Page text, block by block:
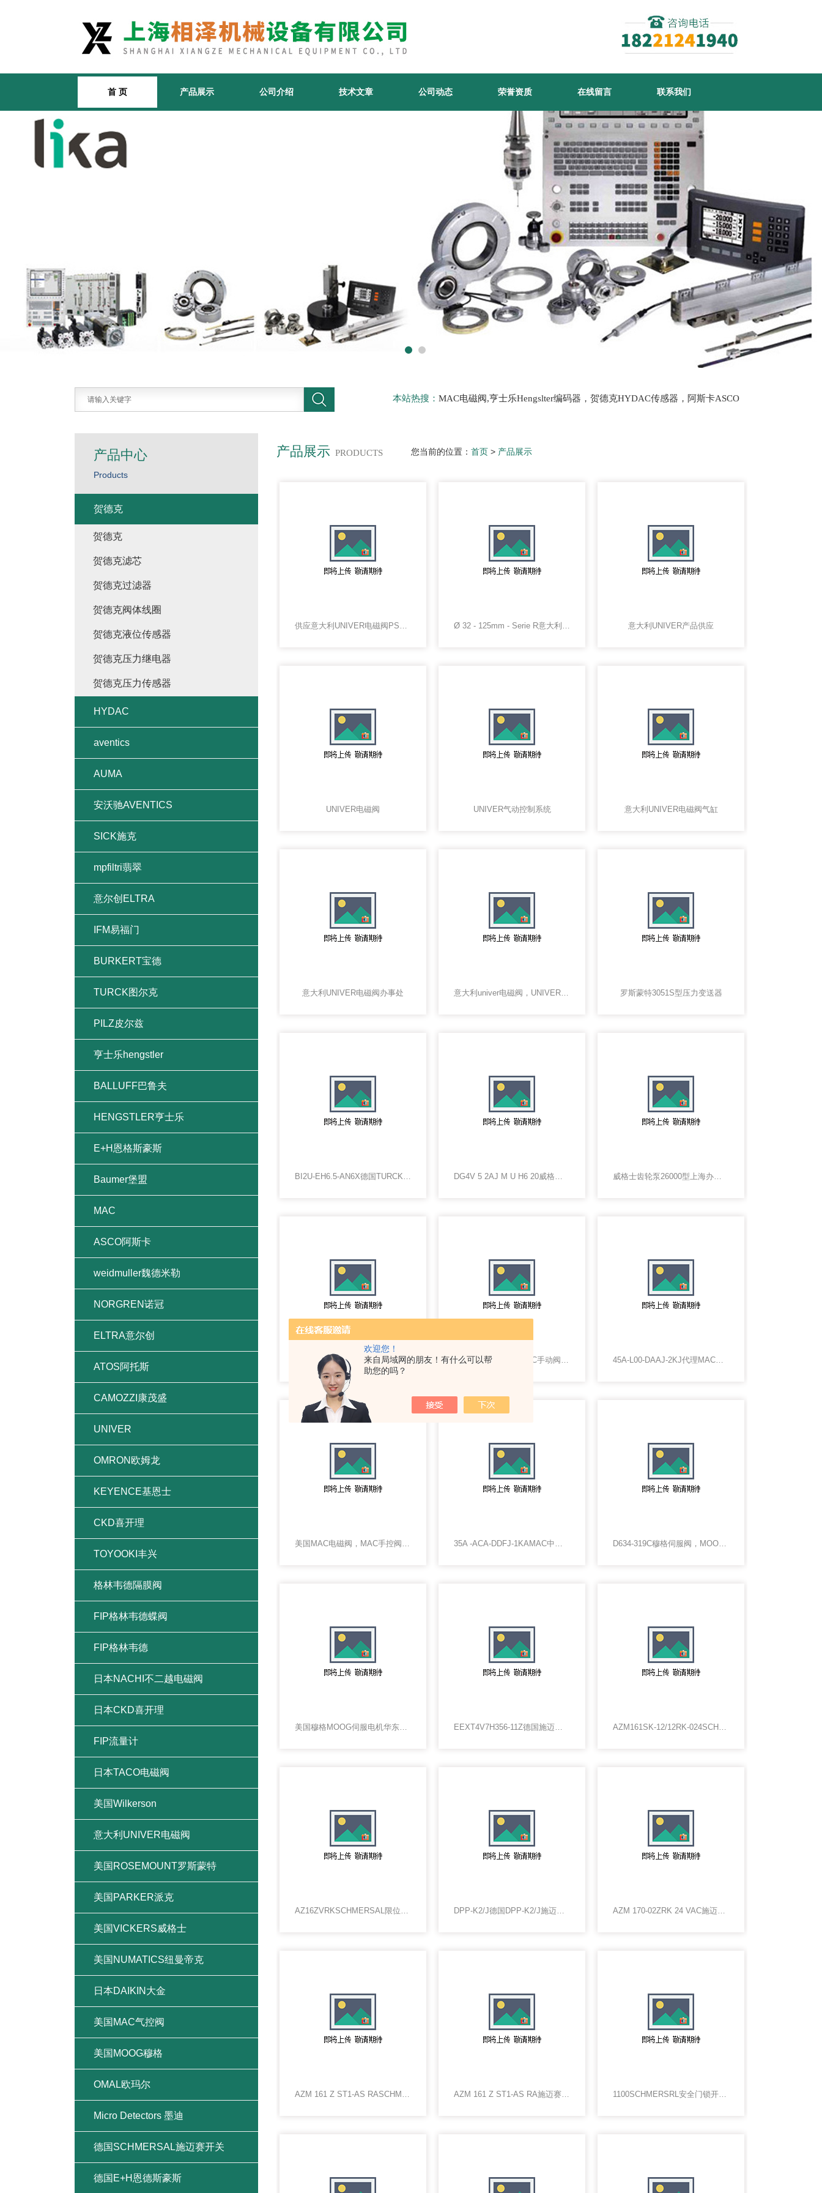
欢迎您！
来自局域网的朋友！有什么可以帮
助您的吗？
首 页 产品展示 公司介绍 技术文章 公司动态 荣誉资质 在线留言 联系我们
本站热搜： MAC电磁阀,亨士乐Hengslter编码器，贺德克HYDAC传感器，阿斯卡ASCO
产品展示 PRODUCTS 您当前的位置： 首页 > 产品展示
供应意大利UNIVER电磁阀PS系列 Ø 32 - 125mm - Serie R意大利UNIVER旋转气缸现货供应 意大利UNIVER产品供应
UNIVER电磁阀 UNIVER气动控制系统 意大利UNIVER电磁阀气缸
意大利UNIVER电磁阀办事处 意大利univer电磁阀，UNIVER气缸总代理 罗斯蒙特3051S型压力变送器
BI2U-EH6.5-AN6X德国TURCK传感器，图尔克传感器 DG4V 5 2AJ M U H6 20威格士电磁阀专业代理 威格士齿轮泵26000型上海办事处
L12BA452BG17G6Numatics纽曼蒂克电磁阀L12BA452BG17G60现货 美国MAC电磁阀，MAC手动阀，MAC气控阀 45A-L00-DAAJ-2KJ代理MAC电磁阀，45A-L00-DAAJ-2KJ现货
美国MAC电磁阀，MAC手控阀MAC气控阀 35A -ACA-DDFJ-1KAMAC中国总代理，MAC电磁阀 D634-319C穆格伺服阀，MOOG伺服比例阀
美国穆格MOOG伺服电机华东代理 EEXT4V7H356-11Z德国施迈赛SCHMERSAL防爆开关EEXT4V7H356-11Z* AZM161SK-12/12RK-024SCHMERSAL传感器中国总代理，AZM161SK-12/12RK-024/M16现货
AZ16ZVRKSCHMERSAL限位开关AZ16ZVRK现货-德国SCHMERSAL总代理 DPP-K2/J德国DPP-K2/J施迈赛限位开关*产品价格行情 AZM 170-02ZRK 24 VAC施迈赛电磁安全锁
AZM 161 Z ST1-AS RASCHMERSRL安全门锁开关 AZM 161 Z ST1-AS RA施迈赛传感器AZM 161 Z ST1-AS RA 1100SCHMERSRL安全门锁开关北京代理
产品中心
Products
贺德克
贺德克
贺德克滤芯
贺德克过滤器
贺德克阀体线圈
贺德克液位传感器
贺德克压力继电器
贺德克压力传感器
HYDAC
aventics
AUMA
安沃驰AVENTICS
SICK施克
mpfiltri翡翠
意尔创ELTRA
IFM易福门
BURKERT宝德
TURCK图尔克
PILZ皮尔兹
亨士乐hengstler
BALLUFF巴鲁夫
HENGSTLER亨士乐
E+H恩格斯豪斯
Baumer堡盟
MAC
ASCO阿斯卡
weidmuller魏德米勒
NORGREN诺冠
ELTRA意尔创
ATOS阿托斯
CAMOZZI康茂盛
UNIVER
OMRON欧姆龙
KEYENCE基恩士
CKD喜开理
TOYOOKI丰兴
格林韦德隔膜阀
FIP格林韦德蝶阀
FIP格林韦德
日本NACHI不二越电磁阀
日本CKD喜开理
FIP流量计
日本TACO电磁阀
美国Wilkerson
意大利UNIVER电磁阀
美国ROSEMOUNT罗斯蒙特
美国PARKER派克
美国VICKERS威格士
美国NUMATICS纽曼帝克
日本DAIKIN大金
美国MAC气控阀
美国MOOG穆格
OMAL欧玛尔
Micro Detectors 墨迪
德国SCHMERSAL施迈赛开关
德国E+H恩德斯豪斯